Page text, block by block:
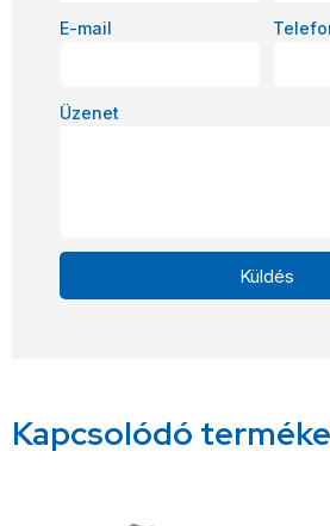
E-mail
Üzenet
Küldés
Kapcsolódó